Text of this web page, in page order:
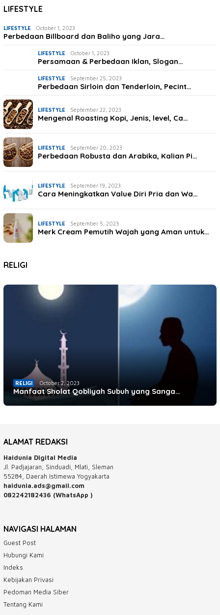
LIFESTYLE
LIFESTYLE October 1, 2023
Perbedaan Billboard dan Baliho yang Jara…
LIFESTYLE October 1, 2023
Persamaan & Perbedaan Iklan, Slogan…
LIFESTYLE September 25, 2023
Perbedaan Sirloin dan Tenderloin, Pecint…
LIFESTYLE September 22, 2023
Mengenal Roasting Kopi, Jenis, level, Ca…
LIFESTYLE September 20, 2023
Perbedaan Robusta dan Arabika, Kalian Pi…
LIFESTYLE September 19, 2023
Cara Meningkatkan Value Diri Pria dan Wa…
LIFESTYLE September 5, 2023
Merk Cream Pemutih Wajah yang Aman untuk…
RELIGI
4 Syair Rabiah Al Adawiyah, Bikin Hati G…
5 Keutamaan Membaca Manaqib Siti Khadija…
RELIGI October 2, 2023
Manfaat Sholat Qobliyah Subuh yang Sanga…
ALAMAT REDAKSI
Haidunia Digital Media
Jl. Padjajaran, Sinduadi, Mlati, Sleman
55284, Daerah Istimewa Yogyakarta
haidunia.ads@gmail.com
082242182436 (WhatsApp )
NAVIGASI HALAMAN
Guest Post
Hubungi Kami
Indeks
Kebijakan Privasi
Pedoman Media Siber
Tentang Kami